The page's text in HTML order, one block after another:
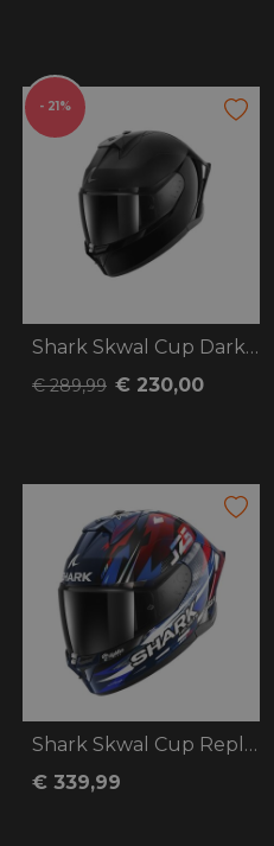
- 21%
Shark Skwal Cup Dark Shadow Dual
€ 289,99 € 230,00
Shark Skwal Cup Replica Zarco GP
€ 339,99